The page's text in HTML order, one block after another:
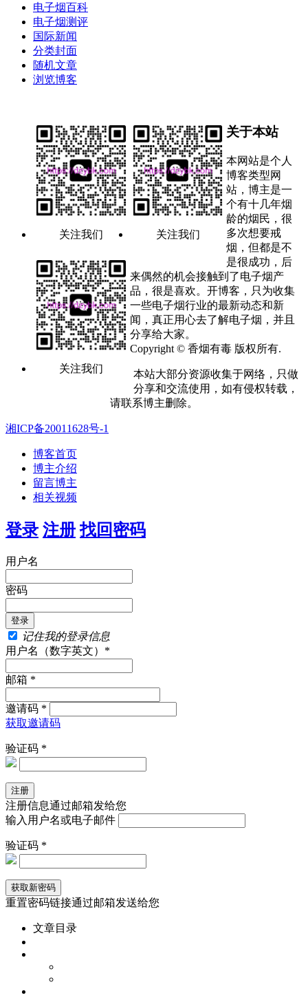
电子烟百科
电子烟测评
国际新闻
分类封面
随机文章
浏览博客
关注我们 关注我们
关注我们
关于本站
本网站是个人
博客类型网
站，博主是一
个有十几年烟
龄的烟民，很
多次想要戒
烟，但都是不
是很成功，后
来偶然的机会接触到了电子烟产
品，很是喜欢。开博客，只为收集
一些电子烟行业的最新动态和新
闻，真正用心去了解电子烟，并且
分享给大家。
Copyright © 香烟有毒 版权所有.
本站大部分资源收集于网络，只做
分享和交流使用，如有侵权转载，
请联系博主删除。
湘ICP备20011628号-1
博客首页
博主介绍
留言博主
相关视频
登录 注册 找回密码
用户名
密码
记住我的登录信息
用户名（数字英文）*
邮箱 *
邀请码 *
获取邀请码
验证码 *
注册信息通过邮箱发给您
输入用户名或电子邮件
验证码 *
重置密码链接通过邮箱发送给您
文章目录